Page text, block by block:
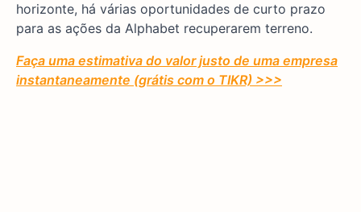
horizonte, há várias oportunidades de curto prazo
para as ações da Alphabet recuperarem terreno.
Faça uma estimativa do valor justo de uma empresa
instantaneamente (grátis com o TIKR) >>>